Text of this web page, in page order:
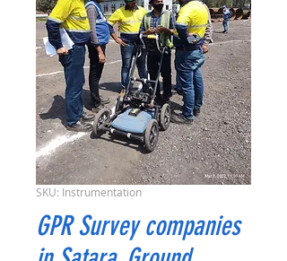
SKU: Instrumentation
GPR Survey companies